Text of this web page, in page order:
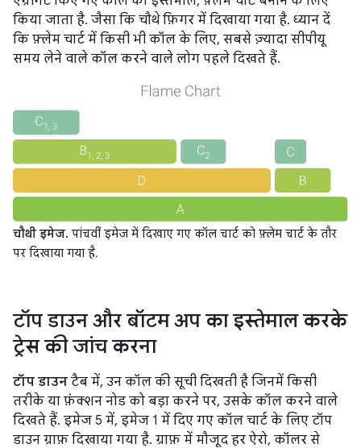
किया जाता है. जैसा कि चौथे फ़िगर में दिखाया गया है. ध्यान दें
कि फ़्लेम चार्ट में किसी भी कॉल के लिए, सबसे ज़्यादा सीपीयू
समय लेने वाले कॉल करने वाले लोग पहले दिखते हैं.
चौथी इमेज. पांचवीं इमेज में दिखाए गए कॉल चार्ट को फ़्लेम चार्ट के तौर
पर दिखाया गया है.
टॉप डाउन और बॉटम अप का इस्तेमाल करके
ट्रेस की जांच करना
टॉप डाउन टैब में, उन कॉल की सूची दिखती है जिनमें किसी
तरीके या फ़ंक्शन नोड को बड़ा करने पर, उसके कॉल करने वाले
दिखते हैं. इमेज 5 में, इमेज 1 में दिए गए कॉल चार्ट के लिए टॉप
डाउन ग्राफ़ दिखाया गया है. ग्राफ़ में मौजूद हर ऐरो, कॉलर से